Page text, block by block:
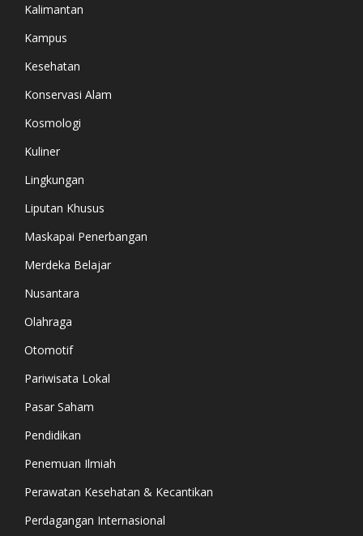
Kalimantan
Kampus
Kesehatan
Konservasi Alam
Kosmologi
Kuliner
Lingkungan
Liputan Khusus
Maskapai Penerbangan
Merdeka Belajar
Nusantara
Olahraga
Otomotif
Pariwisata Lokal
Pasar Saham
Pendidikan
Penemuan Ilmiah
Perawatan Kesehatan & Kecantikan
Perdagangan Internasional